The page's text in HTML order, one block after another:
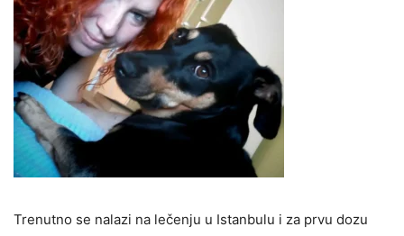
Trenutno se nalazi na lečenju u Istanbulu i za prvu dozu